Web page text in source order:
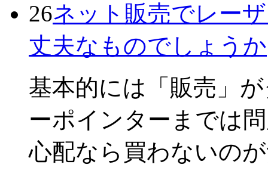
26ネット販売でレー
丈夫なものでしょうか
基本的には「販売」
ーポインターまでは
心配なら買わないの